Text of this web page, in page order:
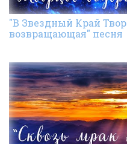
"В Звездный Край
возвращающая" песня